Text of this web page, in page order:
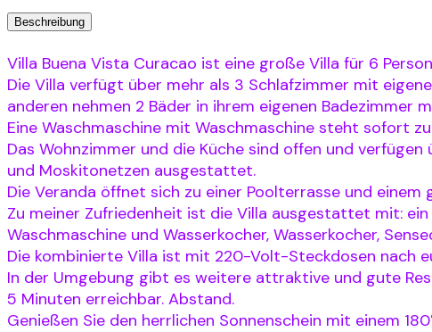
Beschreibung
Villa Buena Vista Curacao ist eine große Villa für 6
Die Villa verfügt über mehr als 3 Schlafzimmer mit
anderen nehmen 2 Bäder in ihrem eigenen Badezimmer
Eine Waschmaschine mit Waschmaschine steht sofort
Das Wohnzimmer und die Küche sind offen und
und Moskitonetzen ausgestattet.
Die Veranda öffnet sich zu einer Poolterrasse und
Zu meiner Zufriedenheit ist die Villa ausgestattet mit:
Waschmaschine und Wasserkocher, Wasserkocher,
Die kombinierte Villa ist mit 220-Volt-Steckdosen nach
In der Umgebung gibt es weitere attraktive und gute
5 Minuten erreichbar. Abstand.
Genießen Sie den herrlichen Sonnenschein mit einem